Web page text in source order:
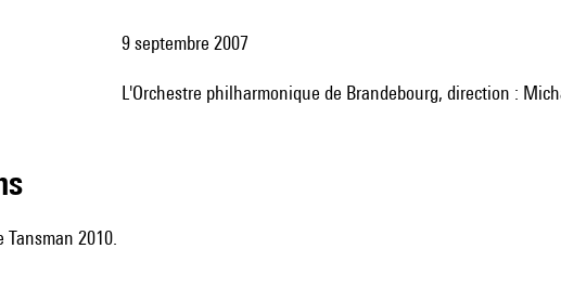
9 septembre 2007
l'Orchestre philharmonique de Brandebourg, direction :
2010.